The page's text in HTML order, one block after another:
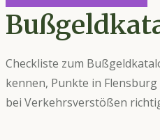
Führerschein ergänzt,
Checkliste zum
kennen, Punkte in
bei Verkehrsverstößen